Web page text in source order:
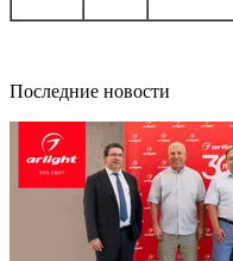
Последние новости